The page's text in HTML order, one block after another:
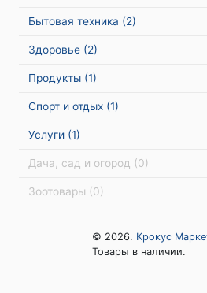
Бытовая техника (2)
Здоровье (2)
Продукты (1)
Спорт и отдых (1)
Услуги (1)
Дача, сад и огород (0)
Зоотовары (0)
© 2026. Крокус
Товары в наличии.